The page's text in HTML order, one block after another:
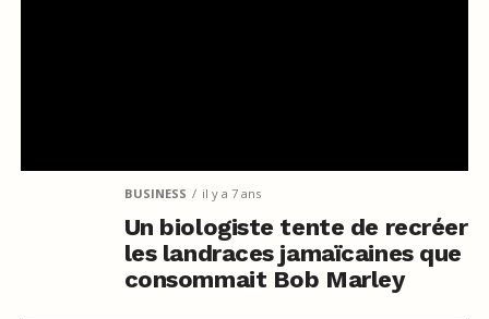
BUSINESS il y a 7 ans
Un biologiste tente de recréer
les landraces jamaïcaines que
consommait Bob Marley